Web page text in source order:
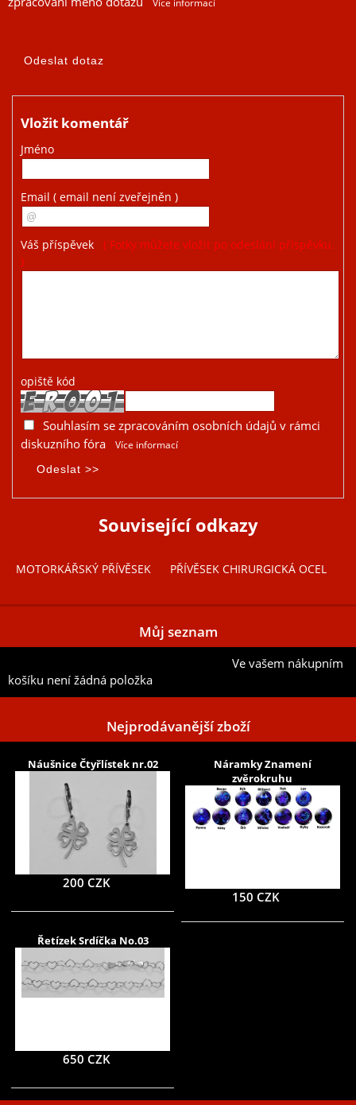
Více informací
Vložit komentář
Jméno
Email ( email není zveřejněn )
Váš příspěvek
( Fotky můžete vložit po odeslání příspěvku.
)
opiště kód
Souhlasím se zpracováním osobních údajů v rámci
diskuzního fóra
Více informací
Související odkazy
MOTORKÁŘSKÝ PŘÍVĚSEK PŘÍVĚSEK CHIRURGICKÁ OCEL
Můj seznam
Ve vašem nákupním
košíku není žádná položka
Nejprodávanější zboží
Náušnice Čtyřlístek nr.02
200 CZK
Náramky Znamení
zvěrokruhu
150 CZK
Řetízek Srdíčka No.03
650 CZK